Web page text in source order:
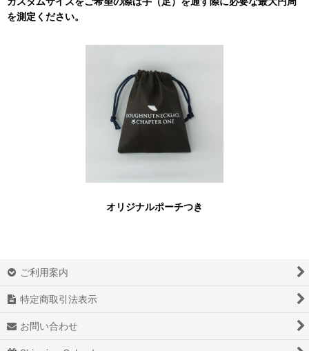
を測定ください。
オリジナルポーチつき
ご利用案内
特定商取引法表示
お問い合わせ